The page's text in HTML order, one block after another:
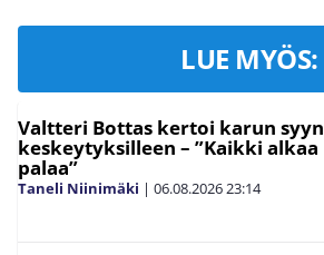
LUE MYÖS:
Valtteri Bottas kertoi karun syyn
keskeytyksilleen – ”Kaikki alkaa
palaa”
Taneli Niinimäki | 06.08.202623:14